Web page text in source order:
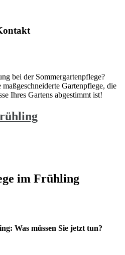
bei der Sommergartenpflege?
Gartenpflege, die
Ihres Gartens abgestimmt ist!
im Frühling
Was müssen Sie jetzt tun?